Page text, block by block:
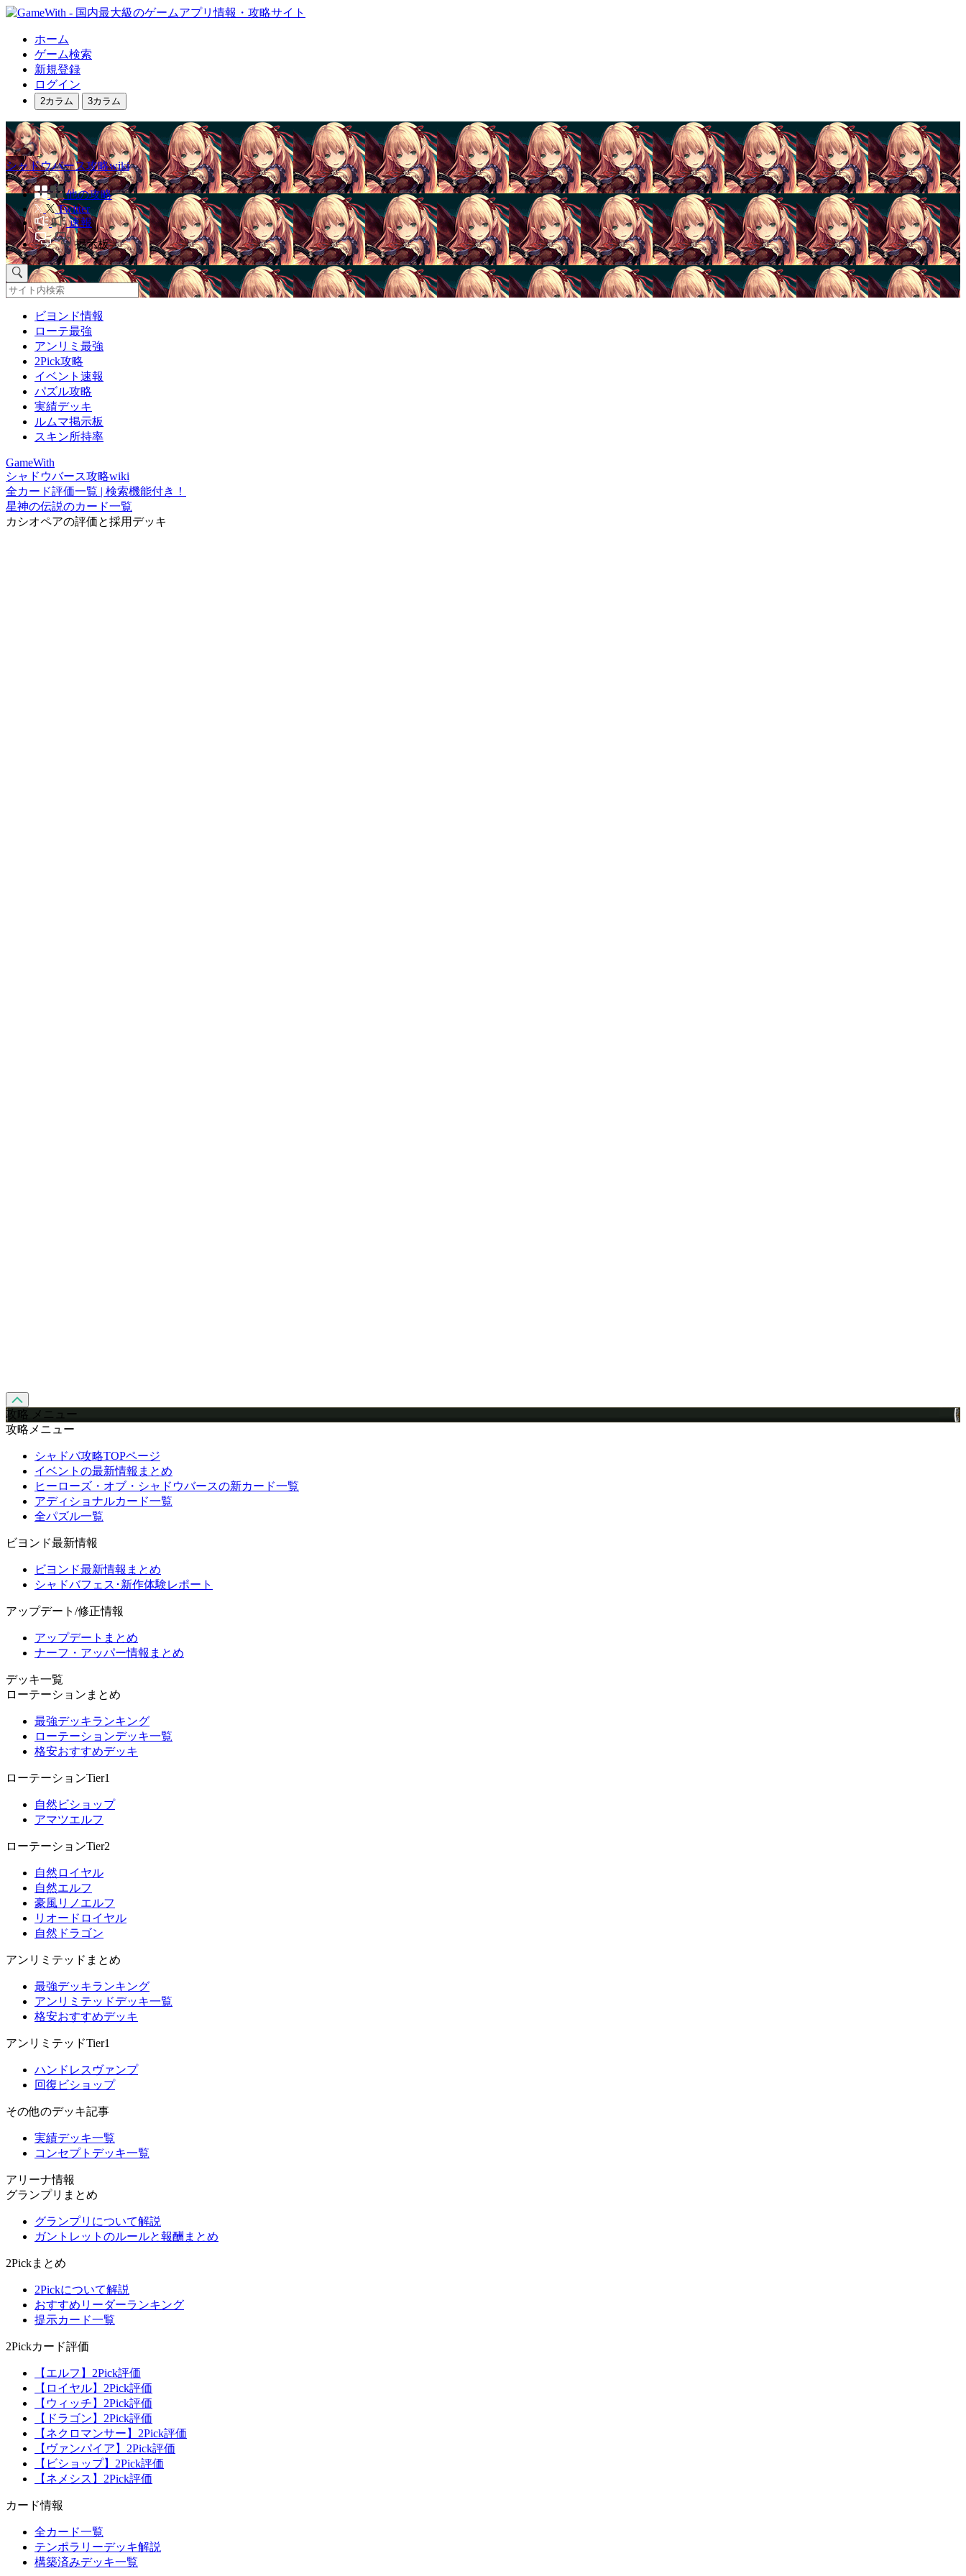
ホーム
ゲーム検索
新規登録
ログイン
2カラム 3カラム
シャドウバース攻略wiki
他の攻略
Twitter
速報
掲示板
ビヨンド情報
ローテ最強
アンリミ最強
2Pick攻略
イベント速報
パズル攻略
実績デッキ
ルムマ掲示板
スキン所持率
GameWith
シャドウバース攻略wiki
全カード評価一覧 | 検索機能付き！
星神の伝説のカード一覧
カシオペアの評価と採用デッキ
攻略 メニュー
攻略メニュー
シャドバ攻略TOPページ
イベントの最新情報まとめ
ヒーローズ・オブ・シャドウバースの新カード一覧
アディショナルカード一覧
全パズル一覧
ビヨンド最新情報
ビヨンド最新情報まとめ
シャドバフェス･新作体験レポート
アップデート/修正情報
アップデートまとめ
ナーフ・アッパー情報まとめ
デッキ一覧
ローテーションまとめ
最強デッキランキング
ローテーションデッキ一覧
格安おすすめデッキ
ローテーションTier1
自然ビショップ
アマツエルフ
ローテーションTier2
自然ロイヤル
自然エルフ
豪風リノエルフ
リオードロイヤル
自然ドラゴン
アンリミテッドまとめ
最強デッキランキング
アンリミテッドデッキ一覧
格安おすすめデッキ
アンリミテッドTier1
ハンドレスヴァンプ
回復ビショップ
その他のデッキ記事
実績デッキ一覧
コンセプトデッキ一覧
アリーナ情報
グランプリまとめ
グランプリについて解説
ガントレットのルールと報酬まとめ
2Pickまとめ
2Pickについて解説
おすすめリーダーランキング
提示カード一覧
2Pickカード評価
【エルフ】2Pick評価
【ロイヤル】2Pick評価
【ウィッチ】2Pick評価
【ドラゴン】2Pick評価
【ネクロマンサー】2Pick評価
【ヴァンパイア】2Pick評価
【ビショップ】2Pick評価
【ネメシス】2Pick評価
カード情報
全カード一覧
テンポラリーデッキ解説
構築済みデッキ一覧